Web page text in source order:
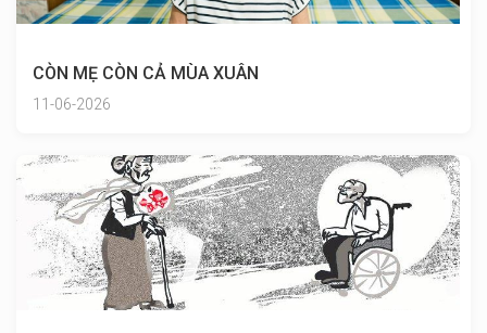
CÒN MẸ CÒN CẢ MÙA XUÂN
11-06-2026